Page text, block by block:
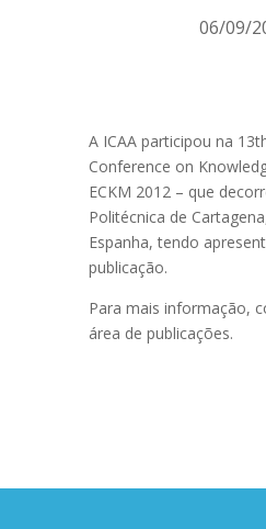
06/09/
A ICAA participou na
Conference on
ECKM 2012 – que
Politécnica de
Espanha, tendo
publicação.
Para mais informação,
área de publicações.